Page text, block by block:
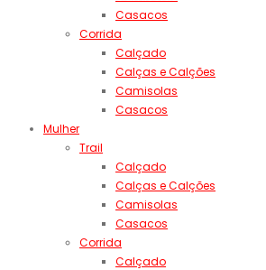
Casacos
Corrida
Calçado
Calças e Calções
Camisolas
Casacos
Mulher
Trail
Calçado
Calças e Calções
Camisolas
Casacos
Corrida
Calçado